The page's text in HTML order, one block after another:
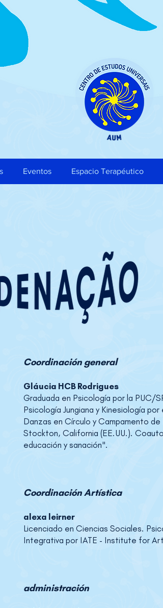
Eventos Espacio Terapéutico
Coordinación general
Gláucia HCB Rodrigues
Graduada en Psicología por la PUC/
Psicología Jungiana y Kinesiología
Danzas en Círculo y Campamento
Stockton, California (EE.UU.).
educación y sanación".
Coordinación Artística
alexa leirner
Licenciado en Ciencias Sociales.
Integrativa por IATE - Institute for
administración